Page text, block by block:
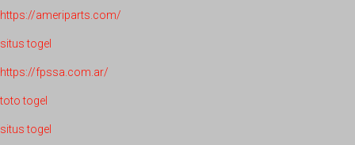
https://ameriparts.com/
situs togel
https://fpssa.com.ar/
toto togel
situs togel